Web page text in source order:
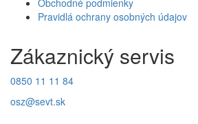
Obchodné podmienky
Pravidlá ochrany osobných údajov
Zákaznický servis
0850 11 11 84
osz@sevt.sk